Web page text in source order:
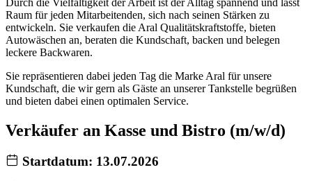
Durch die Vielfältigkeit der Arbeit ist der Alltag spannend und lässt
Raum für jeden Mitarbeitenden, sich nach seinen Stärken zu
entwickeln. Sie verkaufen die Aral Qualitätskraftstoffe, bieten
Autowäschen an, beraten die Kundschaft, backen und belegen
leckere Backwaren.
Sie repräsentieren dabei jeden Tag die Marke Aral für unsere
Kundschaft, die wir gern als Gäste an unserer Tankstelle begrüßen
und bieten dabei einen optimalen Service.
Verkäufer an Kasse und Bistro (m/w/d)
Startdatum: 13.07.2026